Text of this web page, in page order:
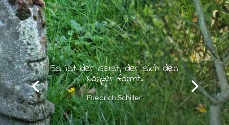
Es ist der Geist, der sich den
Körper formt.
Friedrich Schiller